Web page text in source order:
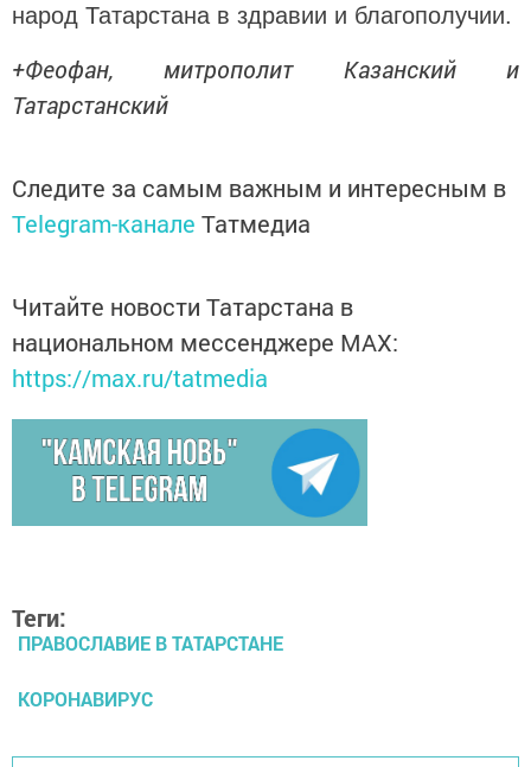
народ Татарстана в здравии и благополучии.
+Феофан, митрополит Казанский и
Татарстанский
Следите за самым важным и интересным в
Telegram-канале Татмедиа
Читайте новости Татарстана в
национальном мессенджере MАХ:
https://max.ru/tatmedia
Теги:
ПРАВОСЛАВИЕ В ТАТАРСТАНЕ
КОРОНАВИРУС